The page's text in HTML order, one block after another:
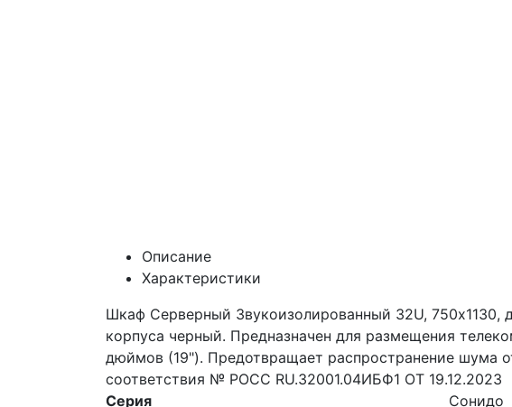
Описание
Характеристики
Шкаф Серверный Звукоизолированный 32U, 750х1130,
корпуса черный. Предназначен для размещения
дюймов (19"). Предотвращает распространение шума
соответствия № РОСС RU.32001.04ИБФ1 ОТ 19.12.2023
Серия
Сонидо